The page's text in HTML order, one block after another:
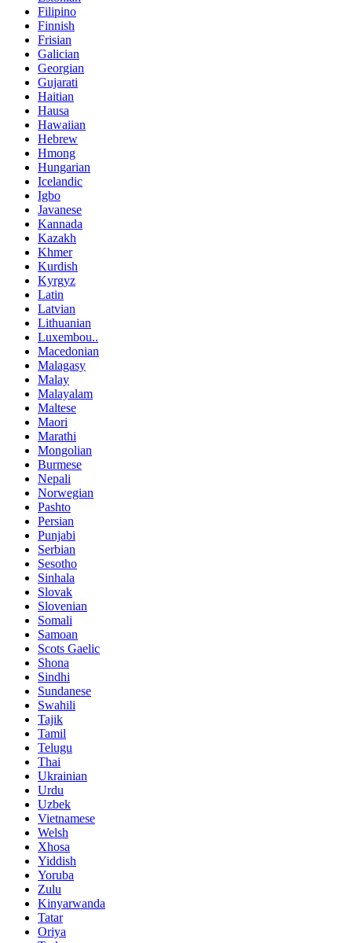
Filipino
Finnish
Frisian
Galician
Georgian
Gujarati
Haitian
Hausa
Hawaiian
Hebrew
Hmong
Hungarian
Icelandic
Igbo
Javanese
Kannada
Kazakh
Khmer
Kurdish
Kyrgyz
Latin
Latvian
Lithuanian
Luxembou..
Macedonian
Malagasy
Malay
Malayalam
Maltese
Maori
Marathi
Mongolian
Burmese
Nepali
Norwegian
Pashto
Persian
Punjabi
Serbian
Sesotho
Sinhala
Slovak
Slovenian
Somali
Samoan
Scots Gaelic
Shona
Sindhi
Sundanese
Swahili
Tajik
Tamil
Telugu
Thai
Ukrainian
Urdu
Uzbek
Vietnamese
Welsh
Xhosa
Yiddish
Yoruba
Zulu
Kinyarwanda
Tatar
Oriya